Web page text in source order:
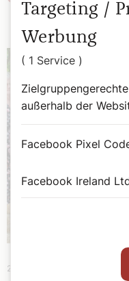
28. Juli 2026
Targeting /
Werbung
( 1 Service )
außerhalb der
Facebook Pixel
Facebook Ireland